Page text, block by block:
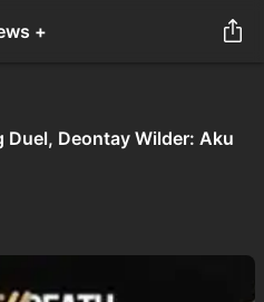
+
Duel, Deontay Wilder: Aku